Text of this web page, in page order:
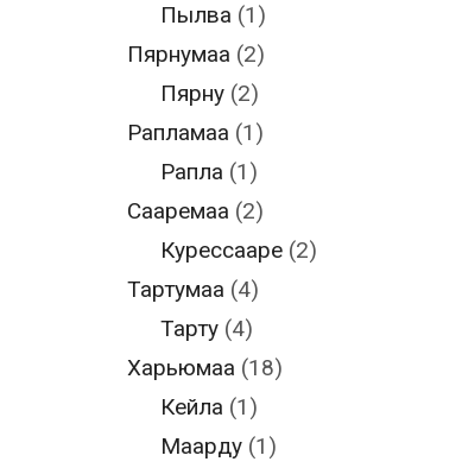
Пылва (1)
Пярнумаа (2)
Пярну (2)
Рапламаа (1)
Рапла (1)
Сааремаа (2)
Курессааре (2)
Тартумаа (4)
Тарту (4)
Харьюмаа (18)
Кейла (1)
Маарду (1)